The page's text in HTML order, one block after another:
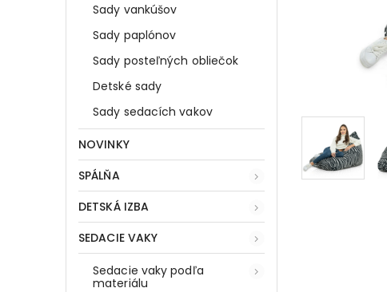
Sady vankúšov
Sady paplónov
Sady posteľných obliečok
Detské sady
Sady sedacích vakov
NOVINKY
SPÁLŇA
DETSKÁ IZBA
SEDACIE VAKY
Sedacie vaky podľa
materiálu